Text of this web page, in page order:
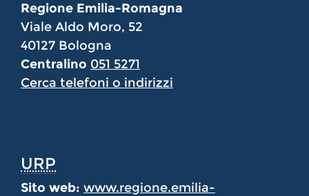
Regione Emilia-Romagna
Viale Aldo Moro, 52
40127 Bologna
Centralino 051 5271
Cerca telefoni o indirizzi
URP
Sito web: www.regione.emilia-